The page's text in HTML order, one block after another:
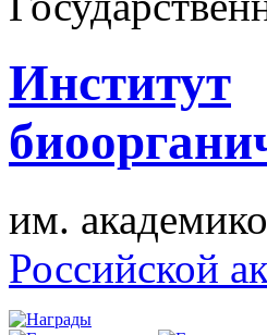
Институт
им.
Российской